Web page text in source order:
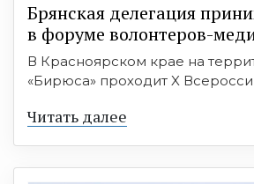
Брянская делегация
в форуме волонтеров-
В Красноярском крае на
«Бирюса» проходит X
Читать далее